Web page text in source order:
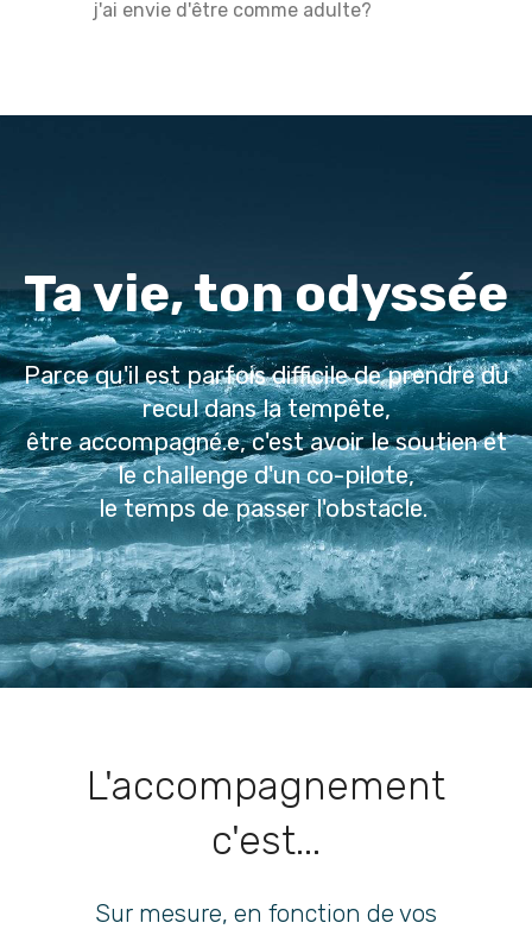
j'ai envie d'être comme adulte?
Ta vie, ton odyssée
Parce qu'il est parfois difficile de prendre du
recul dans la tempête,
être accompagné.e, c'est avoir le soutien et
le challenge d'un co-pilote,
le temps de passer l'obstacle.
L'accompagnement
c'est...
Sur mesure, en fonction de vos